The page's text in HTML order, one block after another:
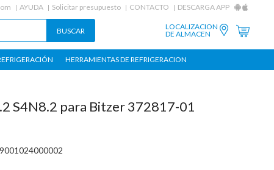
AYUDA Solicitar presupuesto CONTACTO DESCARGA APP
LOCALIZACION
DE ALMACEN
HERRAMIENTAS DE REFRIGERACION
S4N8.2 para Bitzer 372817-01